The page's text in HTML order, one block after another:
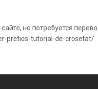
но потребуется
pretios-tutorial-de-crosetat/